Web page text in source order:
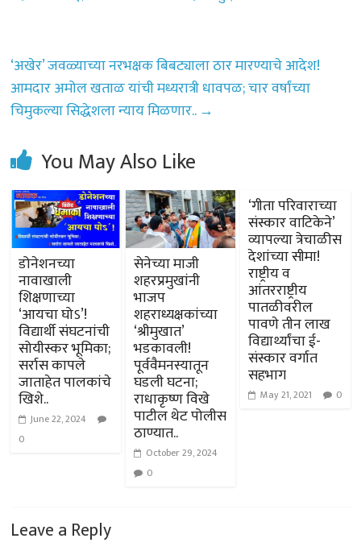
‘अखेर’ जवळ्याच्या नरभक्षक बिबट्याला ठार मारण्याचे आदेश!
आमदार अमोल खताळ यांची मध्यरात्री धावपळ; चार वर्षांच्या
चिमुकल्या सिद्धेशला न्याय मिळणार.. →
You May Also Like
डोनेशनच्या
नावाखाली
शिक्षणाच्या
‘आयचा घोऽ’!
विद्यार्थी संघटनांची
सोयीस्कर भूमिका;
सर्रास कापले
जाताहेत पालकांचे
खिशे..
June 22, 2024
0
सेनेच्या माजी
शहरप्रमुखांनी
भाजप
शहराध्यक्षकांच्या
‘श्रीमुखात’
भडकावली!
पूर्ववैमनस्यातून
घडली घटना;
राधाकृष्ण विखे
पाटील थेट पोलीस
ठाण्यात..
October 29, 2024
0
‘गीता परिवाराच्या
संस्कार वाटिकेने’
व्यापल्या त्रेचाळीस
देशांच्या सीमा!
राष्ट्रीय व
आंतरराष्ट्रीय
पातळीवरील
पावणे तीन लाख
विद्यार्थ्यांचा ई-
संस्कार वर्गात
सहभाग
May 21, 2021 0
Leave a Reply